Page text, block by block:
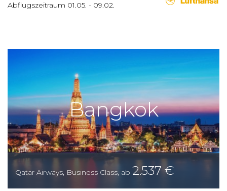
Abflugszeitraum 01.05. - 09.02.
Bangkok
Qatar Airways, Business Class, ab 2.537 €